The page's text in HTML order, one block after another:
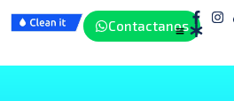
Contactanos